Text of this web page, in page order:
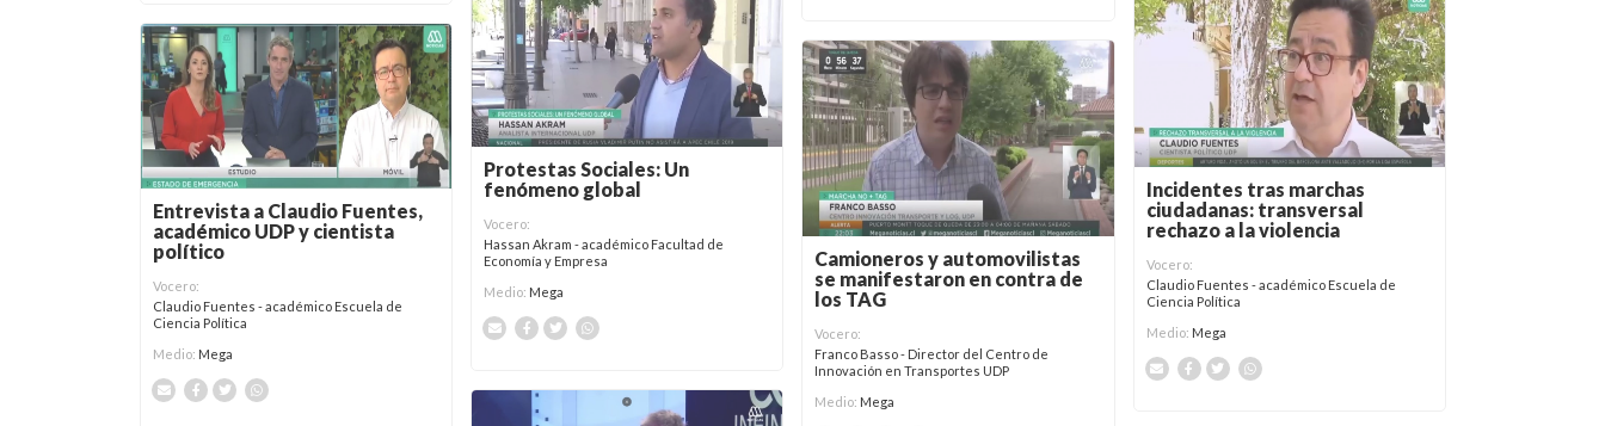
Protestas Sociales: Un
fenómeno global
Vocero:
Hassan Akram - académico Facultad de
Economía y Empresa
Medio: Mega
Incidentes tras marchas
ciudadanas: transversal
rechazo a la violencia
Vocero:
Claudio Fuentes - académico Escuela de
Ciencia Política
Medio: Mega
Entrevista a Claudio Fuentes,
académico UDP y cientista
político
Vocero:
Claudio Fuentes - académico Escuela de
Ciencia Política
Medio: Mega
Camioneros y automovilistas
se manifestaron en contra de
los TAG
Vocero:
Franco Basso - Director del Centro de
Innovación en Transportes UDP
Medio: Mega